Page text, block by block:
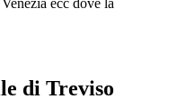
ecc dove la
di Treviso